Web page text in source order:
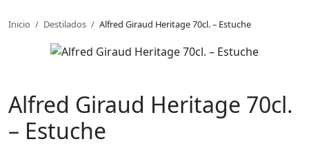
Inicio / Destilados / Alfred Giraud Heritage 70cl. – Estuche
Alfred Giraud Heritage 70cl.
– Estuche